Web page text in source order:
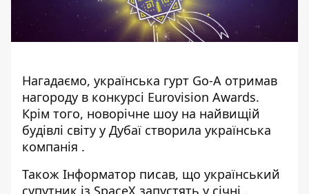
Нагадаємо, українська гурт Go-A отримав
нагороду в конкурсі Eurovision Awards.
Крім того, новорічне шоу на найвищій
будівлі світу у Дубаї створила українська
компанія .
Також Інформатор писав, що український
супутник із SpaceX запустять у січні .